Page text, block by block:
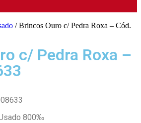
/ Brincos Ouro c/ Pedra Roxa – Cód.
c/ Pedra Roxa –
800‰